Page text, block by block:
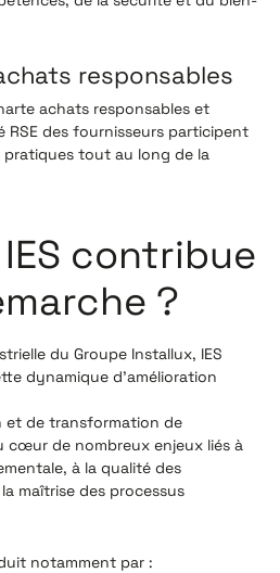
responsables
achats responsables et
RSE des fournisseurs participent
tout au long de la
contribue
?
du Groupe Installux, IES
dynamique d'amélioration
et de transformation de
cœur de nombreux enjeux liés à
à la qualité des
maîtrise des processus
notamment par :